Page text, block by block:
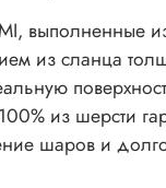
выполненные
из сланца
из шерсти
шаров и